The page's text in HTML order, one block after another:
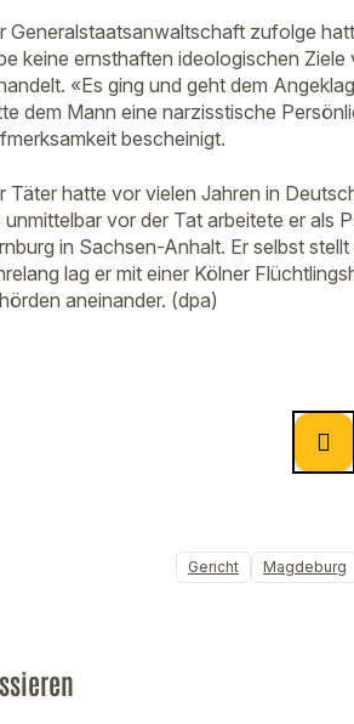
Generalstaatsanwaltschaft zufolge
keine ernsthaften ideologischen
«Es ging und geht dem
dem Mann eine narzisstische
bescheinigt.
Täter hatte vor vielen Jahren in
unmittelbar vor der Tat arbeitete er als
in Sachsen-Anhalt. Er selbst
lag er mit einer Kölner
aneinander. (dpa)
Gericht Magdeburg